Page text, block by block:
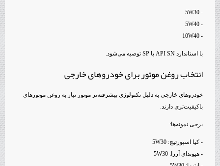
- 5W30
- 5W40
- 10W40
با استاندارد API SN یا SP توصیه می‌شود.
انتخاب روغن موتور برای خودروهای خارجی
خودروهای خارجی به دلیل تکنولوژی پیشرفته‌تر موتور نیاز به روغن موتورهای
باکیفیت‌تری دارند.
برخی نمونه‌ها:
- کیا اسپورتیج: 5W30
- هیوندای آزرا: 5W30